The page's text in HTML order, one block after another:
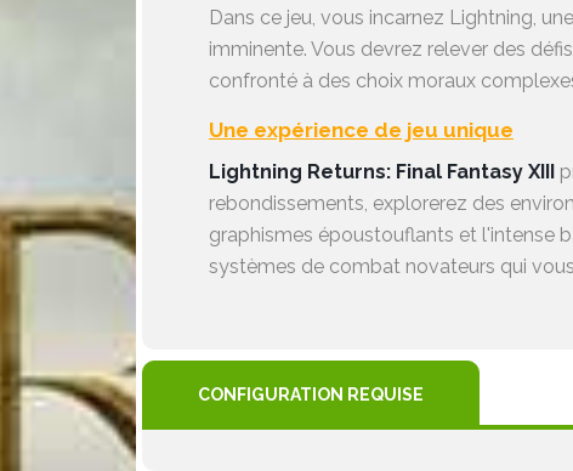
Dans ce jeu, vous incarnez Lightning,
imminente. Vous devrez relever des
confronté à des choix moraux
Une expérience de jeu unique
Lightning Returns: Final Fantasy XIII
rebondissements, explorerez des
graphismes époustouflants et l'intense
systèmes de combat novateurs qui
CONFIGURATION REQUISE